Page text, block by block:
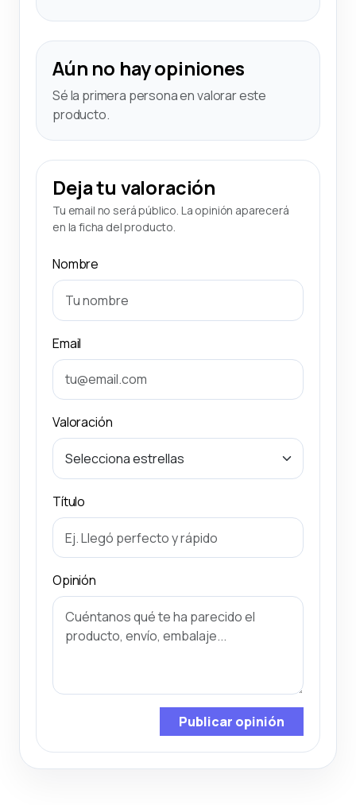
Aún no hay opiniones
Sé la primera persona en valorar este
producto.
Deja tu valoración
Tu email no será público. La opinión aparecerá
en la ficha del producto.
Nombre
Email
Valoración
Título
Opinión
Publicar opinión